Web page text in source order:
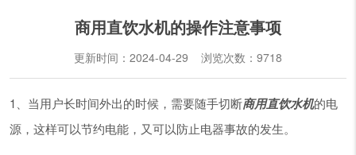
商用直饮水机的操作注意事项
更新时间：2024-04-29 浏览次数： 9718
1、当用户长时间外出的时候，需要随手切断商用直饮水机的电
源，这样可以节约电能，又可以防止电器事故的发生。